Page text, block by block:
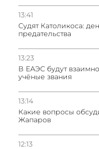
13:41
Судят Католикоса:
предательства
13:23
В ЕАЭС будут
учёные звания
13:14
Какие вопросы
Жапаров
12:13